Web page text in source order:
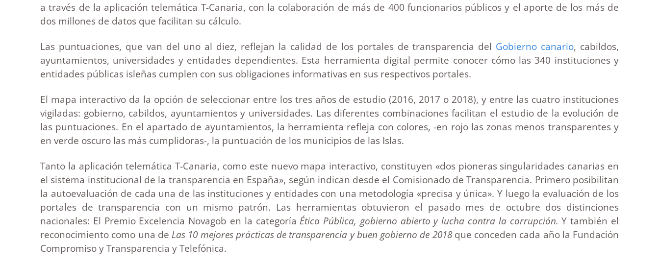
a través de la aplicación telemática T-Canaria, con la colaboración de más de 400 funcionarios públicos y el aporte de los más de
dos millones de datos que facilitan su cálculo.
Las puntuaciones, que van del uno al diez, reflejan la calidad de los portales de transparencia del Gobierno canario, cabildos,
ayuntamientos, universidades y entidades dependientes. Esta herramienta digital permite conocer cómo las 340 instituciones y
entidades públicas isleñas cumplen con sus obligaciones informativas en sus respectivos portales.
El mapa interactivo da la opción de seleccionar entre los tres años de estudio (2016, 2017 o 2018), y entre las cuatro instituciones
vigiladas: gobierno, cabildos, ayuntamientos y universidades. Las diferentes combinaciones facilitan el estudio de la evolución de
las puntuaciones. En el apartado de ayuntamientos, la herramienta refleja con colores, -en rojo las zonas menos transparentes y
en verde oscuro las más cumplidoras-, la puntuación de los municipios de las Islas.
Tanto la aplicación telemática T-Canaria, como este nuevo mapa interactivo, constituyen «dos pioneras singularidades canarias en
el sistema institucional de la transparencia en España», según indican desde el Comisionado de Transparencia. Primero posibilitan
la autoevaluación de cada una de las instituciones y entidades con una metodología «precisa y única». Y luego la evaluación de los
portales de transparencia con un mismo patrón. Las herramientas obtuvieron el pasado mes de octubre dos distinciones
nacionales: El Premio Excelencia Novagob en la categoría Ética Pública, gobierno abierto y lucha contra la corrupción. Y también el
reconocimiento como una de Las 10 mejores prácticas de transparencia y buen gobierno de 2018que conceden cada año la Fundación
Compromiso y Transparencia y Telefónica.